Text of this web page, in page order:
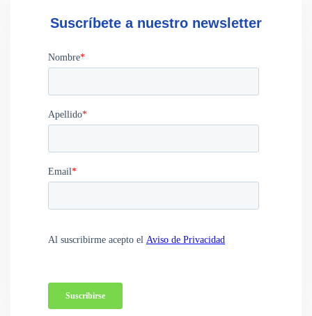
Suscríbete a nuestro newsletter